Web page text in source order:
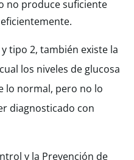
no produce suficiente
tipo 2, también existe la
los niveles de glucosa
lo normal, pero no lo
diagnosticado con
y la Prevención de